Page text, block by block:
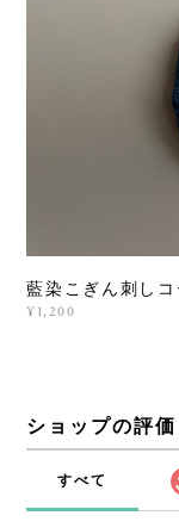
藍染こぎん刺しコ
¥1,200
ショップの評価
すべて